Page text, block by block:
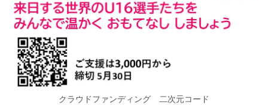
クラウドファンディング 二次元コード